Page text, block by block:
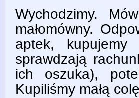
Wychodzimy.
małomówny.
aptek,
sprawdzają
ich oszuka),
Kupiliśmy małą